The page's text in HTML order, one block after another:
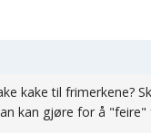
kake til frimerkene?
kan gjøre for å "feire"